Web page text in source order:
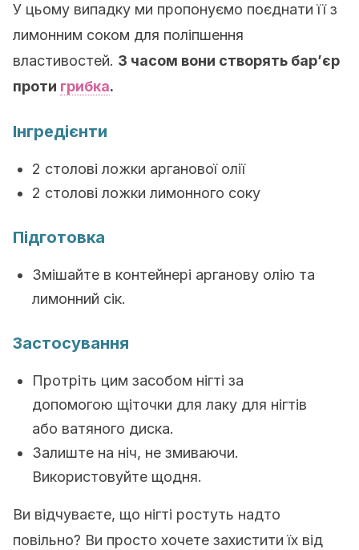
У цьому випадку ми пропонуємо поєднати її з
лимонним соком для поліпшення
властивостей. З часом вони створять бар’єр
проти грибка.
Інгредієнти
2 столові ложки арганової олії
2 столові ложки лимонного соку
Підготовка
Змішайте в контейнері арганову олію та
лимонний сік.
Застосування
Протріть цим засобом нігті за
допомогою щіточки для лаку для нігтів
або ватяного диска.
Залиште на ніч, не змиваючи.
Використовуйте щодня.
Ви відчуваєте, що нігті ростуть надто
повільно? Ви просто хочете захистити їх від